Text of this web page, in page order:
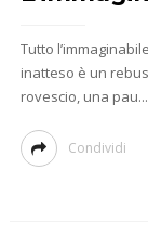
Tutto
inatteso è un
rovescio, una pau...
Condividi